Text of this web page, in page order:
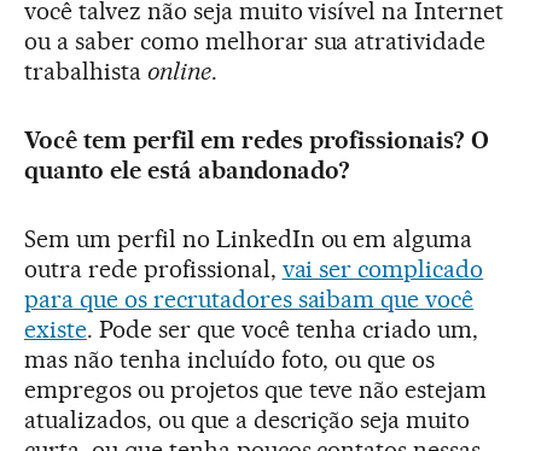
você talvez não seja muito visível na Internet
ou a saber como melhorar sua atratividade
trabalhista online.
Você tem perfil em redes profissionais? O
quanto ele está abandonado?
Sem um perfil no LinkedIn ou em alguma
outra rede profissional, vai ser complicado
para que os recrutadores saibam que você
existe. Pode ser que você tenha criado um,
mas não tenha incluído foto, ou que os
empregos ou projetos que teve não estejam
atualizados, ou que a descrição seja muito